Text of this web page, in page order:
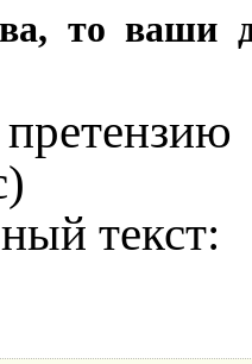
то ваши
текст: